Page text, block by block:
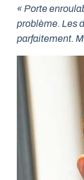
« Porte
problème. Les
parfaitement.